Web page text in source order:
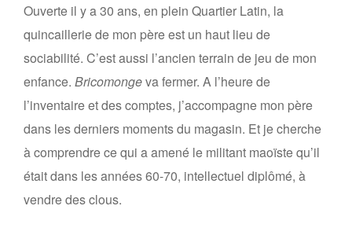
Ouverte il y a 30 ans, en plein Quartier Latin, la
quincaillerie de mon père est un haut lieu de
sociabilité. C’est aussi l’ancien terrain de jeu de mon
enfance. Bricomongeva fermer. A l’heure de
l’inventaire et des comptes, j’accompagne mon père
dans les derniers moments du magasin. Et je cherche
à comprendre ce qui a amené le militant maoïste qu’il
était dans les années 60-70, intellectuel diplômé, à
vendre des clous.